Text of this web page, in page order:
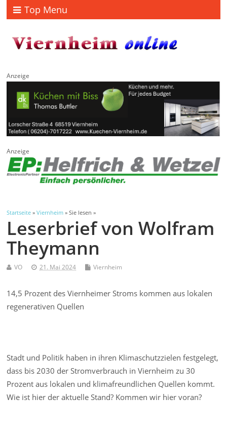
Top Menu
Anzeige
Anzeige
Startseite »Viernheim » Sie lesen »
Leserbrief von Wolfram
Theymann
VO 21. Mai 2024 Viernheim
14,5 Prozent des Viernheimer Stroms kommen aus lokalen
regenerativen Quellen
Stadt und Politik haben in ihren Klimaschutzzielen festgelegt,
dass bis 2030 der Stromverbrauch in Viernheim zu 30
Prozent aus lokalen und klimafreundlichen Quellen kommt.
Wie ist hier der aktuelle Stand? Kommen wir hier voran?